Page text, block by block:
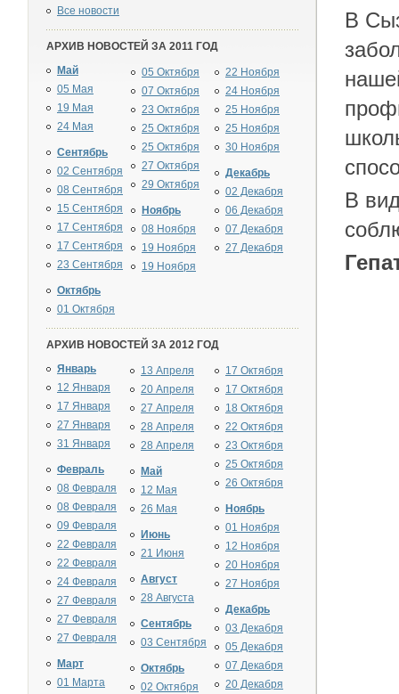
Все новости
АРХИВ НОВОСТЕЙ ЗА 2011 ГОД
Май
05 Мая
19 Мая
24 Мая
Сентябрь
02 Сентября
08 Сентября
15 Сентября
17 Сентября
17 Сентября
23 Сентября
Октябрь
01 Октября
05 Октября
07 Октября
23 Октября
25 Октября
25 Октября
27 Октября
29 Октября
Ноябрь
08 Ноября
19 Ноября
19 Ноября
22 Ноября
24 Ноября
25 Ноября
25 Ноября
30 Ноября
Декабрь
02 Декабря
06 Декабря
07 Декабря
27 Декабря
АРХИВ НОВОСТЕЙ ЗА 2012 ГОД
Январь
12 Января
17 Января
27 Января
31 Января
Февраль
08 Февраля
08 Февраля
09 Февраля
22 Февраля
22 Февраля
24 Февраля
27 Февраля
27 Февраля
27 Февраля
Март
01 Марта
13 Апреля
20 Апреля
27 Апреля
28 Апреля
28 Апреля
Май
12 Мая
26 Мая
Июнь
21 Июня
Август
28 Августа
Сентябрь
03 Сентября
Октябрь
02 Октября
17 Октября
17 Октября
18 Октября
22 Октября
23 Октября
25 Октября
26 Октября
Ноябрь
01 Ноября
12 Ноября
20 Ноября
27 Ноября
Декабрь
03 Декабря
05 Декабря
07 Декабря
20 Декабря
В
В